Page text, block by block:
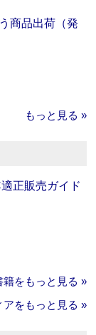
商品出荷（発
もっと見る »
正販売ガイド
籍をもっと見る »
アをもっと見る »